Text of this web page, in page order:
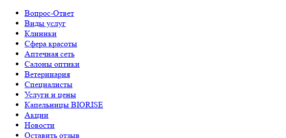
Вопрос-Ответ
Виды услуг
Клиники
Сфера красоты
Аптечная сеть
Салоны оптики
Ветеринария
Специалисты
Услуги и цены
Капельницы BIORISE
Акции
Новости
Оставить отзыв